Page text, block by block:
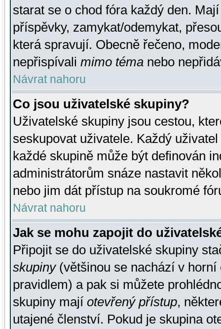
starat se o chod fóra každý den.
příspěvky, zamykat/odemykat,
která spravují. Obecně řečeno,
nepřispívali mimo téma nebo
Návrat nahoru
Co jsou uživatelské skupiny?
Uživatelské skupiny jsou cestou,
seskupovat uživatele. Každý
každé skupině může být definován
administrátorům snáze nastavit
nebo jim dát přístup na soukromé
Návrat nahoru
Jak se mohu zapojit do
Připojit se do uživatelské skupiny
skupiny(většinou se nachází v horní
pravidlem) a pak si můžete
skupiny mají otevřený přístup,
utajené členství. Pokud je skupina